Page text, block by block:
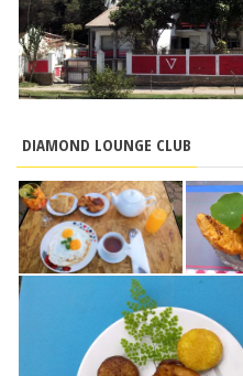
DIAMOND LOUNGE CLUB